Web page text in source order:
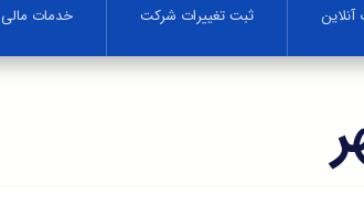
ثبت تغییرات شرکت خدمات مالی